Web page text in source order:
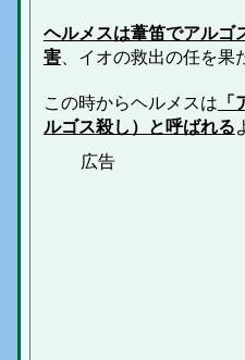
ヘルメスは葦笛でアルゴ
害、イオの救出の任を果
この時からヘルメスは
ルゴス殺し）と呼ばれる